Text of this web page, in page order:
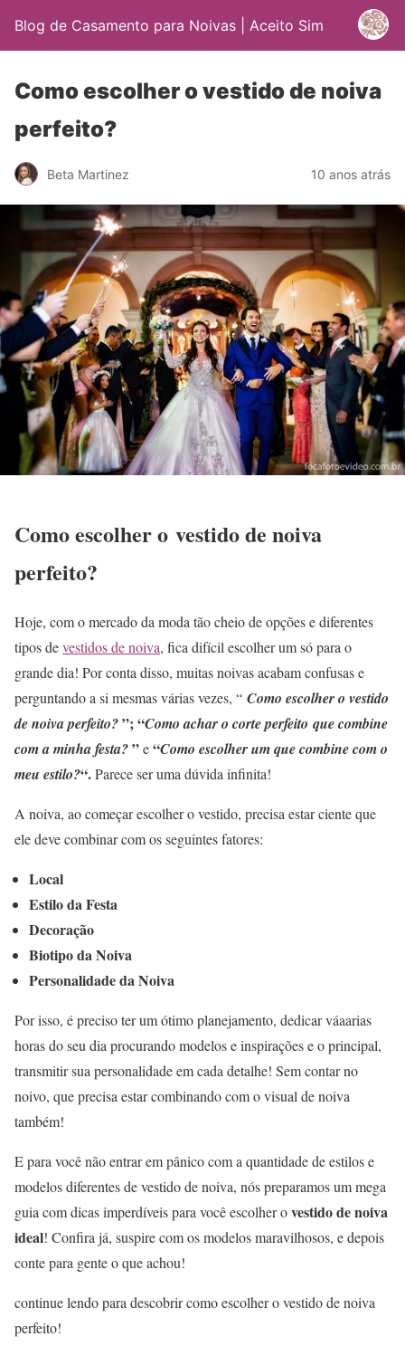
Blog de Casamento para Noivas | Aceito Sim
Como escolher o vestido de noiva
perfeito?
Beta Martinez 10 anos atrás
Como escolher o vestido de noiva
perfeito?
Hoje, com o mercado da moda tão cheio de opções e diferentes
tipos devestidos de noiva, fica difícil escolher um só para o
grande dia! Por conta disso, muitas noivas acabam confusas e
perguntando a si mesmas várias vezes, “ Como escolher o vestido
de noiva perfeito?”; “Como achar o corte perfeito que combine
com a minha festa?”e“Como escolher um que combine com o
meu estilo?“.Parece ser uma dúvida infinita!
A noiva, ao começar escolher o vestido, precisa estar ciente que
ele deve combinar com os seguintes fatores:
Local
Estilo da Festa
Decoração
Biotipo da Noiva
Personalidade da Noiva
Por isso, é preciso ter um ótimo planejamento, dedicar váaarias
horas do seu dia procurando modelos e inspirações e o principal,
transmitir sua personalidade em cada detalhe! Sem contar no
noivo, que precisa estar combinando com o visual de noiva
também!
E para você não entrar em pânico com a quantidade de estilos e
modelos diferentes de vestido de noiva, nós preparamos um mega
guia com dicas imperdíveis para você escolher ovestido de noiva
ideal! Confira já, suspire com os modelos maravilhosos, e depois
conte para gente o que achou!
continue lendo para descobrir como escolher o vestido de noiva
perfeito!